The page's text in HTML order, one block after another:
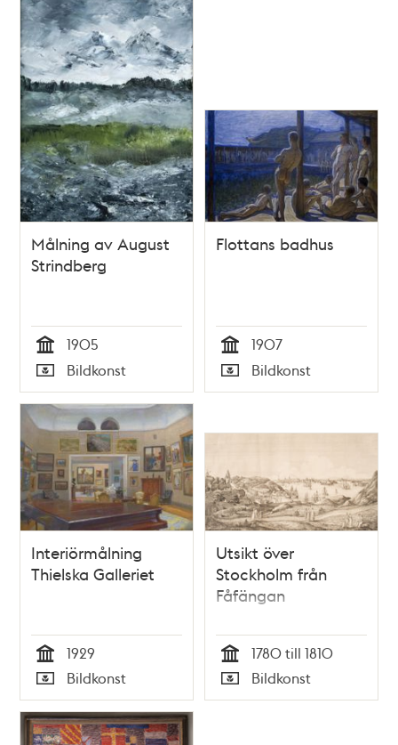
Målning av August
Strindberg
Tid
1905
Typ
Bildkonst
Flottans badhus
Tid
1907
Typ
Bildkonst
Interiörmålning
Thielska Galleriet
Tid
1929
Typ
Bildkonst
Utsikt över
Stockholm från
Fåfängan
Tid
1780 till 1810
Typ
Bildkonst